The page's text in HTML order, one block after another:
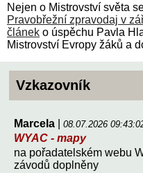
Nejen o Mistrovství světa
Pravobřežní zpravodaj v
článek o úspěchu Pavla
Mistrovství Evropy žáků a
Vzkazovník
Marcela 08.07.2026
WYAC - mapy
na pořadatelském webu
závodů doplněny